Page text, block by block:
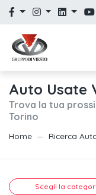
Auto Usate
Trova la tua
Torino
Home Ricerca
Scegli la